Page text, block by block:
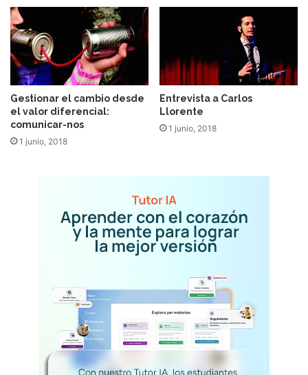
Gestionar el cambio desde
el valor diferencial:
comunicar-nos
1 junio, 2018
Entrevista a Carlos
Llorente
1 junio, 2018